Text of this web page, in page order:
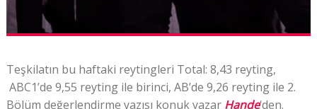
Teşkilatın bu haftaki reytingleri Total: 8,43 reyting,
ABC1’de 9,55 reyting ile birinci, AB’de 9,26 reyting ile 2.
Bölüm değerlendirme yazısı konuk yazar Hande‘den.